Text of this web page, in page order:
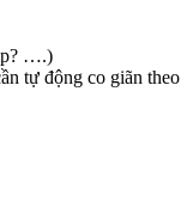
….)
động co giãn